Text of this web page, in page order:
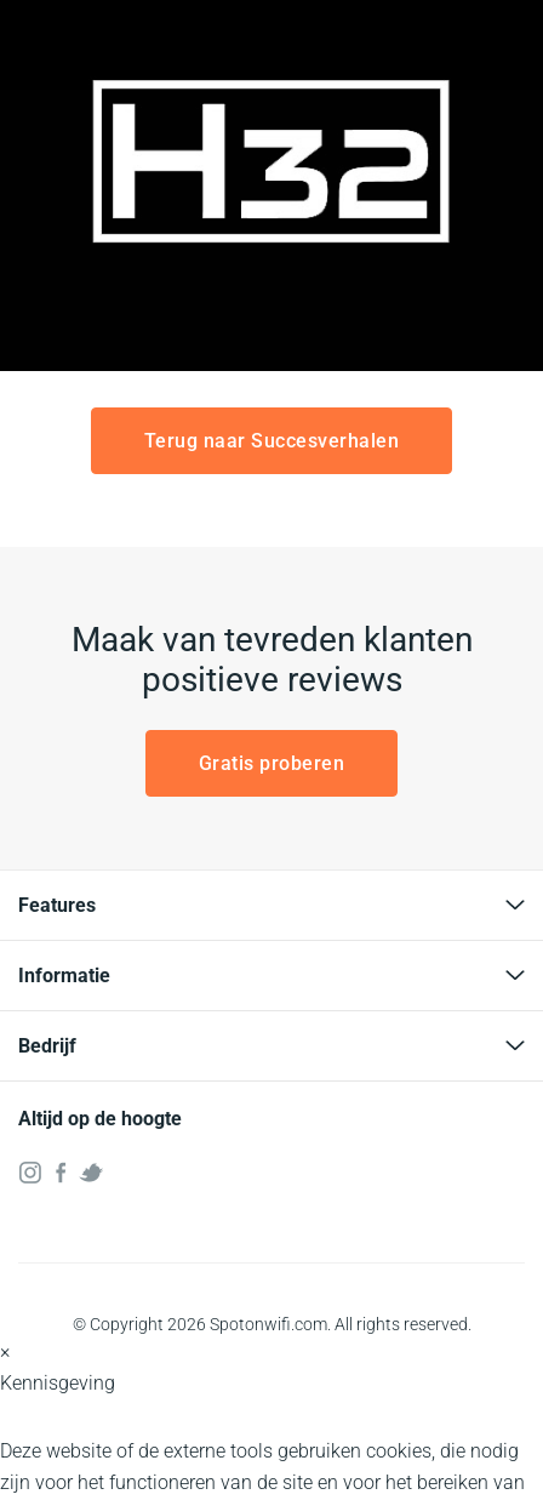
Terug naar Succesverhalen
Maak van tevreden klanten
positieve reviews
Gratis proberen
Features
Informatie
Bedrijf
Altijd op de hoogte
© Copyright 2026 Spotonwifi.com. All rights reserved.
×
Kennisgeving
Deze website of de externe tools gebruiken cookies, die nodig
zijn voor het functioneren van de site en voor het bereiken van